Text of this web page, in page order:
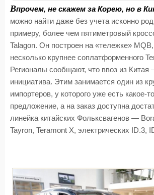
Впрочем, не скажем за Корею, но в
можно найти даже без учета исконно
примеру, более чем пятиметровый
Talagon. Он построен на «тележке»
несколько крупнее соплатформенного
Регионалы сообщают, что ввоз из Китая
инициатива. Этим занимается один из
импортеров, у которого уже есть какое-
предложение, а на заказ доступна
линейка китайских Фольксвагенов —
Tayron, Teramont X, электрических ID.3,